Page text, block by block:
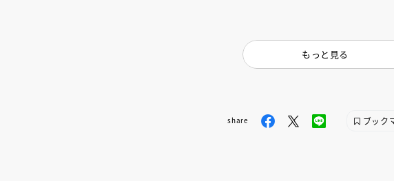
もっと見る
share ブック